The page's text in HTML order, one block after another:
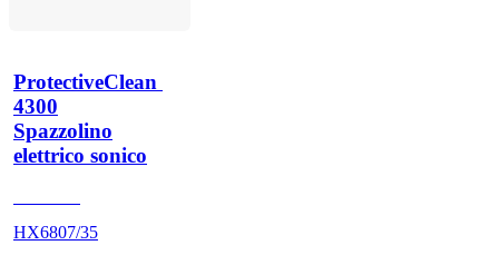
ProtectiveClean
4300
Spazzolino
elettrico sonico
HX6807/35